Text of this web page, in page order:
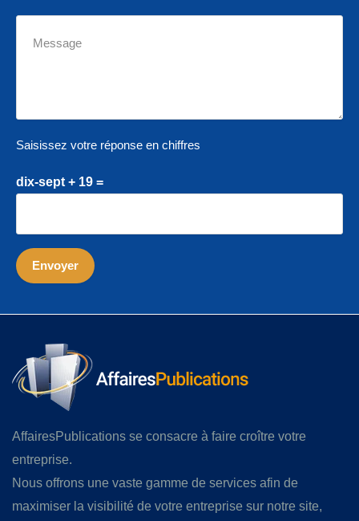
Saisissez votre réponse en chiffres
dix-sept + 19 =
AffairesPublications se consacre à faire croître votre
entreprise.
Nous offrons une vaste gamme de services afin de
maximiser la visibilité de votre entreprise sur notre site,